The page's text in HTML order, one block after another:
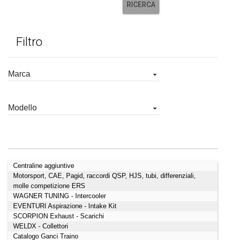
Cataloghi
Centraline aggiuntive
Motorsport, CAE, Pagid, raccordi QSP, HJS, tubi, differenziali,
molle competizione ERS
WAGNER TUNING - Intercooler
EVENTURI Aspirazione - Intake Kit
SCORPION Exhaust - Scarichi
WELDX - Collettori
Catalogo Ganci Traino
RICERCA
Filtro